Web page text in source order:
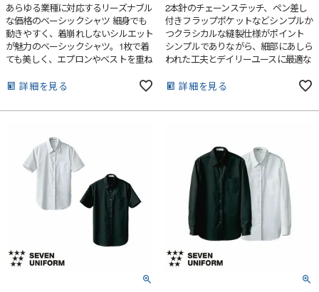
あらゆる業種に対応するリーズナブル
な価格のベーシックシャツ 細身でも
動きやすく、着崩れしないシルエット
が魅力のベーシックシャツ。1枚で着
ても美しく、エプロンやベストを重ね
り・無しどちらでも印象の良い小ぶり
性の高い長袖シャツです。
詳細を見る
2本針のチェーンステッチ、ペン差し
付きフラップポケットなどシンプルか
つクラシカルな縫製仕様がポイント
シンプルでありながら、細部にあしら
われた工夫とデイリーユースに最適な
詳細を見る